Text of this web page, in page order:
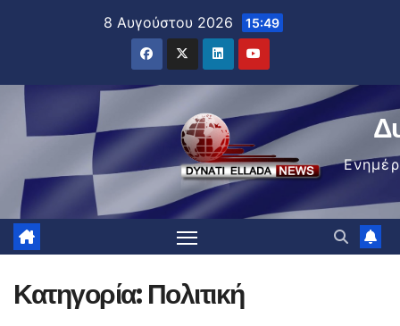
8 Αυγούστου 2026 15:49
Κατηγορία: Πολιτική